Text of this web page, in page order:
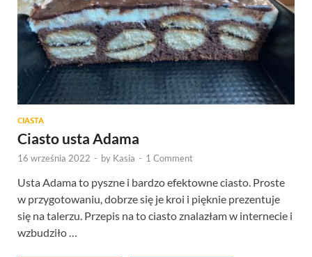
CIASTA
Ciasto usta Adama
16 września 2022 - by Kasia - 1 Comment
Usta Adama to pyszne i bardzo efektowne ciasto. Proste
w przygotowaniu, dobrze się je kroi i pięknie prezentuje
się na talerzu. Przepis na to ciasto znalazłam w internecie i
wzbudziło …